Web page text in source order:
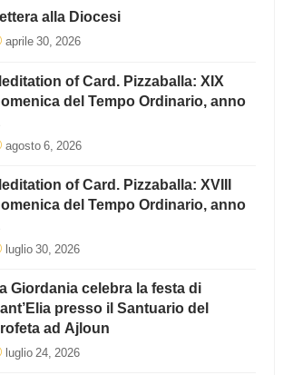
alla Diocesi
aprile 30, 2026
of Card. Pizzaballa: XIX
del Tempo Ordinario, anno
agosto 6, 2026
of Card. Pizzaballa: XVIII
del Tempo Ordinario, anno
luglio 30, 2026
Giordania celebra la festa di
presso il Santuario del
ad Ajloun
luglio 24, 2026